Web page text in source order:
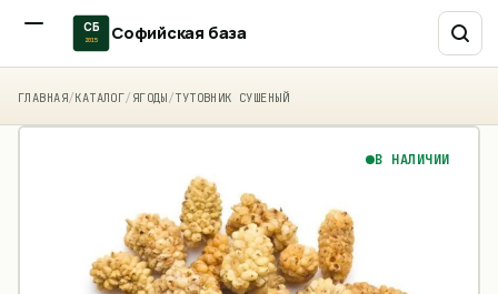
СБ
2015 Софийская база
ГЛАВНАЯ/КАТАЛОГ/ ЯГОДЫ/ТУТОВНИК СУШЕНЫЙ
В НАЛИЧИИ